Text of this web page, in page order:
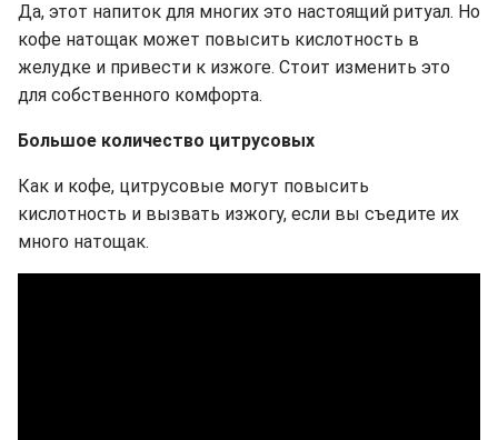
Да, этот напиток для многих это настоящий ритуал. Но
кофе натощак может повысить кислотность в
желудке и привести к изжоге. Стоит изменить это
для собственного комфорта.
Большое количество цитрусовых
Как и кофе, цитрусовые могут повысить
кислотность и вызвать изжогу, если вы съедите их
много натощак.